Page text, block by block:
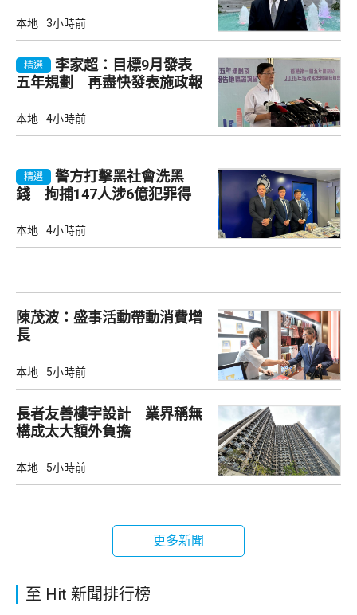
本地 3小時前
精選
李家超：目標9月發表
五年規劃 再盡快發表施政報
本地 4小時前
精選
警方打擊黑社會洗黑
錢 拘捕147人涉6億犯罪得
本地 4小時前
陳茂波：盛事活動帶動消費增
長
本地 5小時前
長者友善樓宇設計 業界稱無
構成太大額外負擔
本地 5小時前
更多新聞
至 Hit 新聞排行榜